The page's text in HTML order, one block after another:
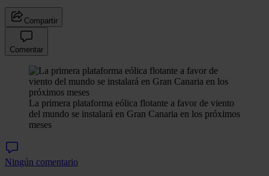
Compartir
Comentar
La primera plataforma eólica flotante a favor de viento
del mundo se instalará en Gran Canaria en los próximos
meses
Ningún comentario